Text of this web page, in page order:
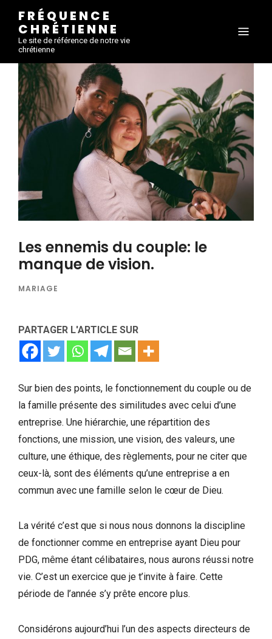
FRÉQUENCE
CHRÉTIENNE
Le site de référence de notre vie
chrétienne
Les ennemis du couple: le
manque de vision.
MARIAGE
PARTAGER L'ARTICLE SUR
Sur bien des points, le fonctionnement du couple ou de
la famille présente des similitudes avec celui d’une
entreprise. Une hiérarchie, une répartition des
fonctions, une mission, une vision, des valeurs, une
culture, une éthique, des règlements, pour ne citer que
ceux-là, sont des éléments qu’une entreprise a en
commun avec une famille selon le cœur de Dieu.
La vérité c’est que si nous nous donnons la discipline
de fonctionner comme en entreprise ayant Dieu pour
PDG, même étant célibataires, nous aurons réussi notre
vie. C’est un exercice que je t’invite à faire. Cette
période de l’année s’y prête encore plus.
Considérons aujourd’hui l’un des aspects directeurs de